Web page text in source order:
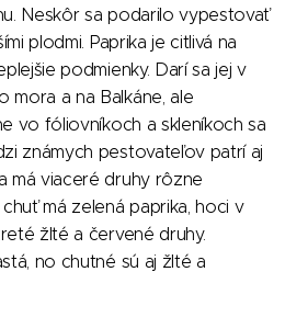
Neskôr sa podarilo vypestovať
plodmi. Paprika je citlivá na
podmienky. Darí sa jej v
mora a na Balkáne, ale
vo fóliovníkoch a skleníkoch sa
známych pestovateľov patrí aj
má viaceré druhy rôzne
má zelená paprika, hoci v
žlté a červené druhy.
no chutné sú aj žlté a